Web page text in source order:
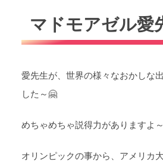
マドモアゼル愛
愛先生が、世界の様々なおかしな
した～🤗
めちゃめちゃ説得力がありますよ
オリンピックの事から、アメリカ大